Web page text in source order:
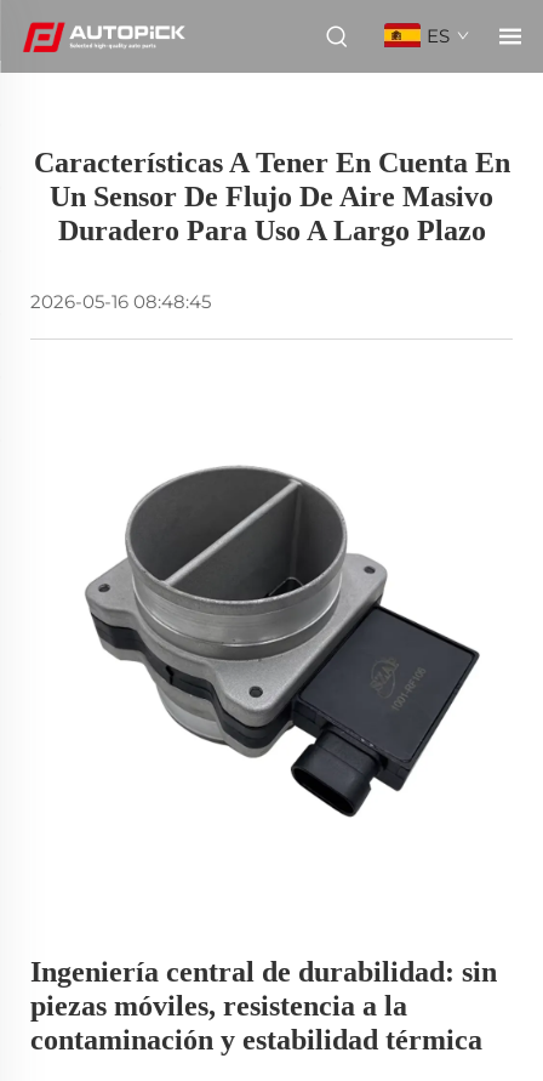
ES
Características A Tener En Cuenta En
Un Sensor De Flujo De Aire Masivo
Duradero Para Uso A Largo Plazo
2026-05-16 08:48:45
Ingeniería central de durabilidad: sin
piezas móviles, resistencia a la
contaminación y estabilidad térmica